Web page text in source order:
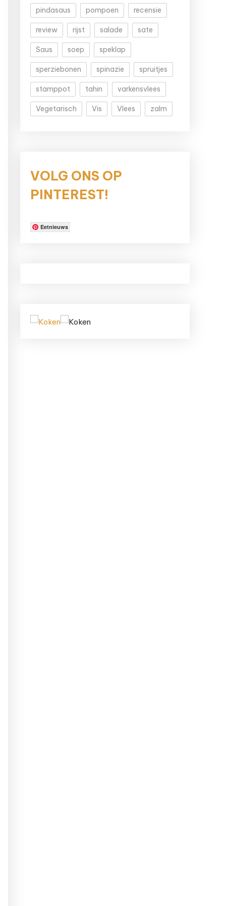
pindasaus pompoen recensie
review rijst salade sate
Saus soep speklap
sperziebonen spinazie spruitjes
stamppot tahin varkensvlees
Vegetarisch Vis Vlees zalm
VOLG ONS OP
PINTEREST!
Eetnieuws